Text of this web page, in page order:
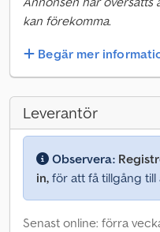
kan förekomma.
Begär mer
Leverantör
Observera:
in, för att få tillgång till
Senast online: förra